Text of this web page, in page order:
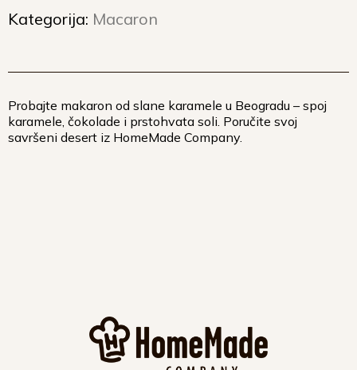
Kategorija: Macaron
Probajte makaron od slane karamele u Beogradu – spoj
karamele, čokolade i prstohvata soli. Poručite svoj
savršeni desert iz HomeMade Company.